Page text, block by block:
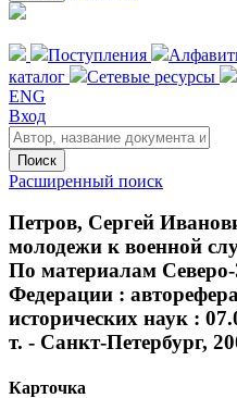
Поступления
каталог
Сетевые ресурсы
ENG
Вход
Поиск
Расширенный поиск
Петров, Сергей
молодежи к военной
По материалам
Федерации :
исторических наук :
т. - Санкт-Петербург,
Карточка